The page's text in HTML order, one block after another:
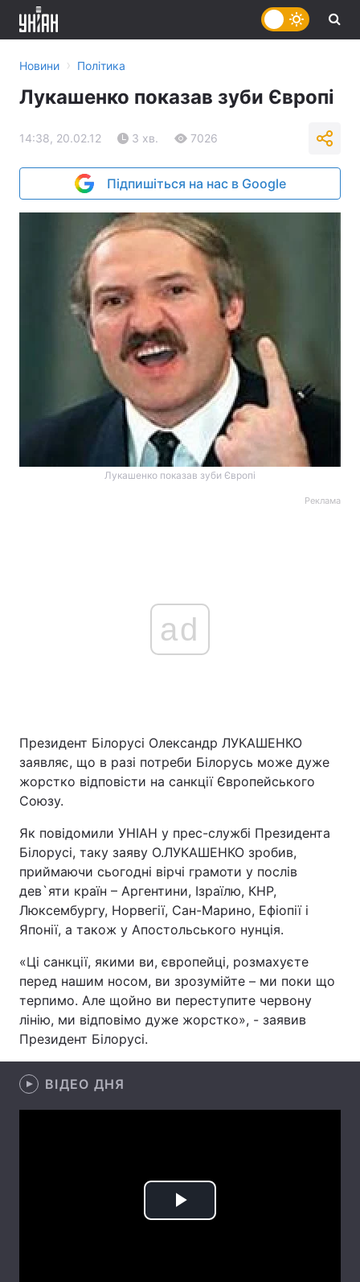
Головна Війна
Україна
Економіка Світ
Спорт Наука
Техно і зв'язок Лайт
Зброя Інциденти
Здоров'я Туризм
Цікавинки
Екологія
Лонгріди
Новини › Політика
Лукашенко показав зуби Європі
14:38, 20.02.12 3 хв. 7026
Підпишіться на нас в Google
Лукашенко показав зуби Європі
Реклама
ad
Президент Білорусі Олександр ЛУКАШЕНКО
заявляє, що в разі потреби Білорусь може дуже
жорстко відповісти на санкції Європейського
Союзу.
Як повідомили УНІАН у прес-службі Президента
Білорусі, таку заяву О.ЛУКАШЕНКО зробив,
приймаючи сьогодні вірчі грамоти у послів
дев`яти країн – Аргентини, Ізраїлю, КНР,
Люксембургу, Норвегії, Сан-Марино, Ефіопії і
Японії, а також у Апостольського нунція.
«Ці санкції, якими ви, європейці, розмахуєте
перед нашим носом, ви зрозумійте – ми поки що
терпимо. Але щойно ви переступите червону
лінію, ми відповімо дуже жорстко», - заявив
Президент Білорусі.
ВІДЕО ДНЯ
Play